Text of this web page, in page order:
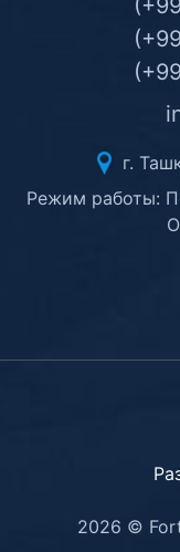
г.
Режим работы:
2026 ©